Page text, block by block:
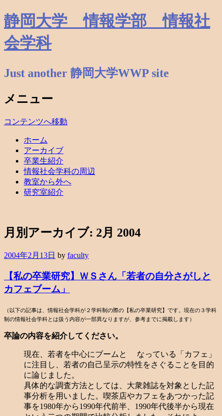
静岡大学 情報学部 情報社
会学科
Just another 静岡大学WWP site
メニュー
コンテンツへ移動
ホーム
アーカイブ
卒業生紹介
情報社会学科の周辺
教室から外へ
研究室紹介
月別アーカイブ: 2月 2004
2004年2月13日 by faculty
【私の卒業研究】ＷＳさん「若者の自分さがしと
カフェブーム」
（以下の記事は、情報社会学科が２学科制の際の【私の卒業研究】です。現在の３学科
制の情報社会学科とは扱う内容が一部異なりますが、参考までに掲載します）
卒論の内容を紹介してください。
現在、若者を中心にブームと なっている「カフェ」
に注目し、若者の自己呈示の特性をさぐることを目的
に論じました。
具体的な調査方法としては、大衆雑誌を対象とした記
事分析を用いました。喫茶店やカフェをあつかった記
事を1980年から1990年代前半、1990年代後半から現在